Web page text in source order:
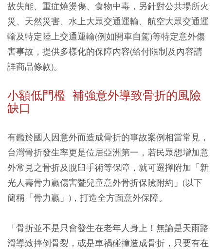
故失能、重症燒燙傷、食物中毒，另針對公共場所火
災、天然災害、水上大眾交通運輸、航空大眾交通運
輸及特定陸上交通運輸(例如開車自駕)等特定意外傷
害事故，提供多樣化的保障內容(給付限制及內容請
詳商品條款)。
小額低門檻 補強意外導致骨折的風險
缺口
有鑑於國人因意外而造成骨折的事故案例相當常見，
台灣骨折發生率更是位居亞洲第一，若民眾想增加意
外常見之骨折及脫臼手術等保障，就可選擇附加「新
光人壽骨力贏傷害暨兒童意外骨折保險附約」(以下
簡稱「骨力贏」)，打造全方面意外保障。
「骨折並不是只會發生在老年人身上！無論是天雨路
滑導致摔倒骨裂，或是車禍碰撞造成骨折，只要有在